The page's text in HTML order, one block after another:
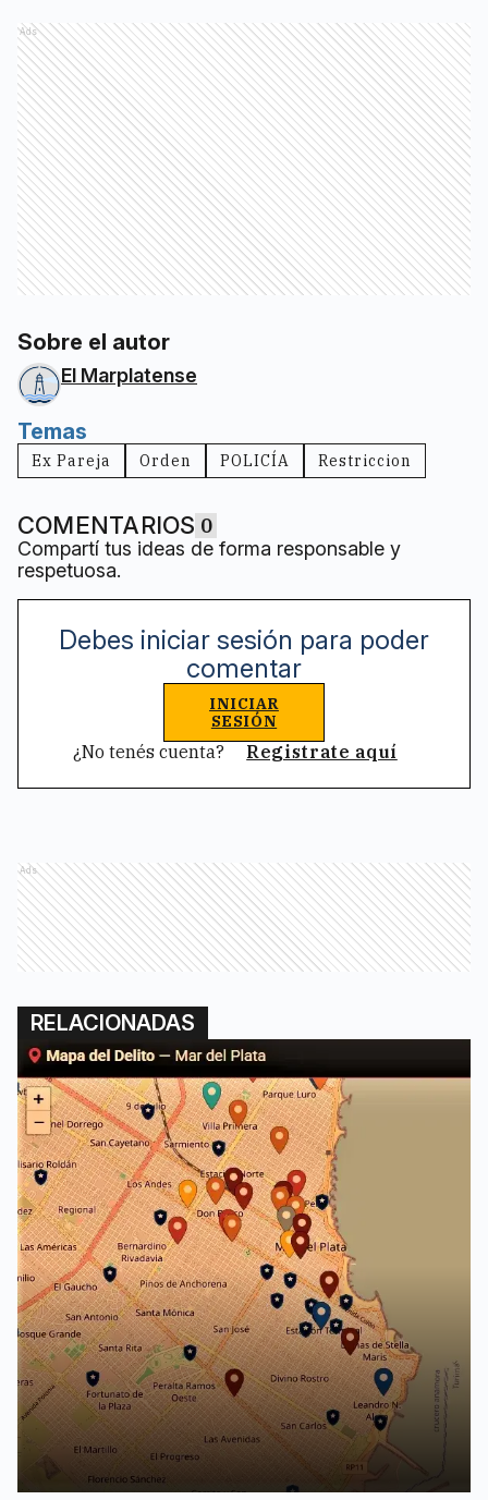
Ads
Sobre el autor
El Marplatense
Temas
Ex Pareja Orden POLICÍA Restriccion
COMENTARIOS 0
Compartí tus ideas de forma responsable y
respetuosa.
Debes iniciar sesión para poder
comentar
INICIAR
SESIÓN
¿No tenés cuenta? Registrate aquí
Ads
RELACIONADAS